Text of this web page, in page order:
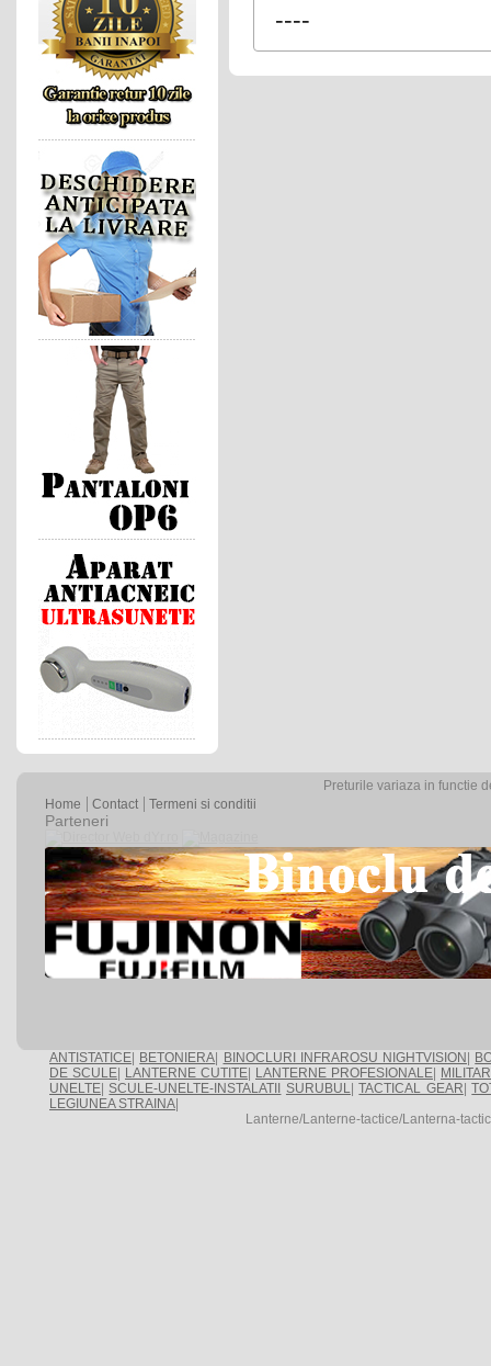
----
Preturile variaza in functie
Home
Contact Termeni si conditii
Parteneri
ANTISTATICE BETONIERA BINOCLURI INFRAROSU NIGHTVISION
DE SCULE
LANTERNE CUTITE LANTERNE PROFESIONALE
UNELTE SCULE-UNELTE-INSTALATII SURUBUL|TACTICAL GEAR |
LEGIUNEA STRAINA
Lanterne/Lanterne-tactice/Lanterna-